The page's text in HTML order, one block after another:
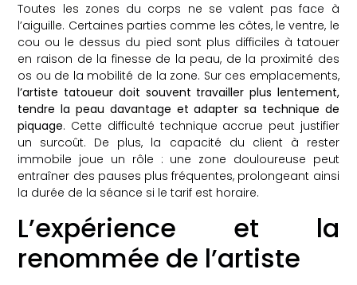
Toutes les zones du corps ne se valent pas face à
l’aiguille. Certaines parties comme les côtes, le ventre, le
cou ou le dessus du pied sont plus difficiles à tatouer
en raison de la finesse de la peau, de la proximité des
os ou de la mobilité de la zone. Sur ces emplacements,
l’artiste tatoueur doit souvent travailler plus lentement,
tendre la peau davantage et adapter sa technique de
piquage. Cette difficulté technique accrue peut justifier
un surcoût. De plus, la capacité du client à rester
immobile joue un rôle : une zone douloureuse peut
entraîner des pauses plus fréquentes, prolongeant ainsi
la durée de la séance si le tarif est horaire.
L’expérience et la
renommée de l’artiste